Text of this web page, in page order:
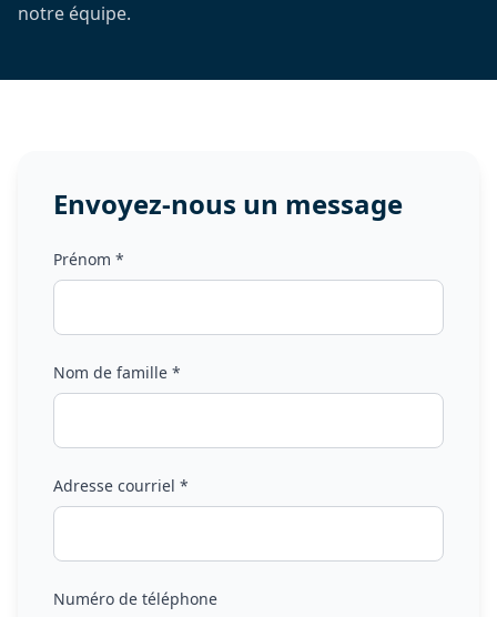
notre équipe.
Envoyez-nous un message
Prénom *
Nom de famille *
Adresse courriel *
Numéro de téléphone